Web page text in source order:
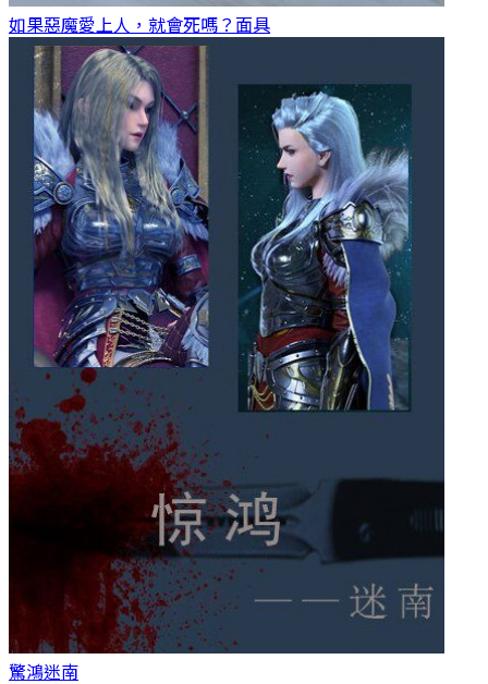
如果惡魔愛上人，就會死嗎？ 面具
驚鴻迷南